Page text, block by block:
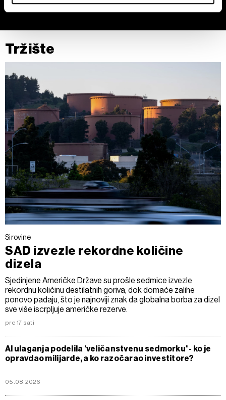
Partneri. Više o podacima koje obrađujemo kao i o
vašim pravima pročitajte u našoj
kolačićima i drugim sličnim tehnologijama u
Kolačiće u bilo kojem trenutku možete ponovno ažurirati
klikom na „Prikaži detalje“. Pristanak možete u bilo kojem
trenutku opozvati bez negativnih posledica.
Tržište
Sirovine
SAD izvezle rekordne količine
dizela
Sjedinjene Američke Države su prošle sedmice izvezle
rekordnu količinu destilatnih goriva, dok domaće zalihe
ponovo padaju, što je najnoviji znak da globalna borba za dizel
sve više iscrpljuje američke rezerve.
pre 17 sati
AI ulaganja podelila 'veličanstvenu sedmorku' - ko je
opravdao milijarde, a ko razočarao investitore?
05.08.2026